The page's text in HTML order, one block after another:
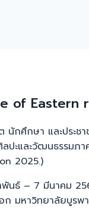
of Eastern
กศึกษา และประช
ปะและวัฒนธรรมภ
2025.)
พันธ์ – 7 มีนาคม
ก มหาวิทยาลัยบูรพา